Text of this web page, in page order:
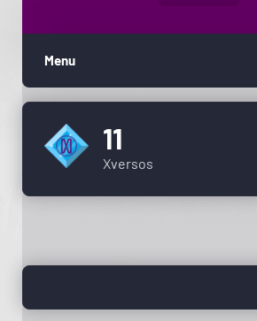
Menu
11
Xversos